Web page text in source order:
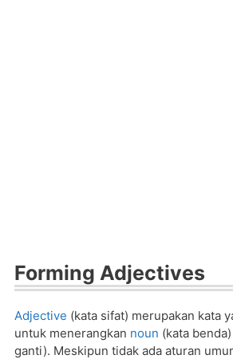
Forming Adjectives
Adjective (kata sifat) merupakan kata
untuk menerangkan noun (kata
ganti). Meskipun tidak ada aturan